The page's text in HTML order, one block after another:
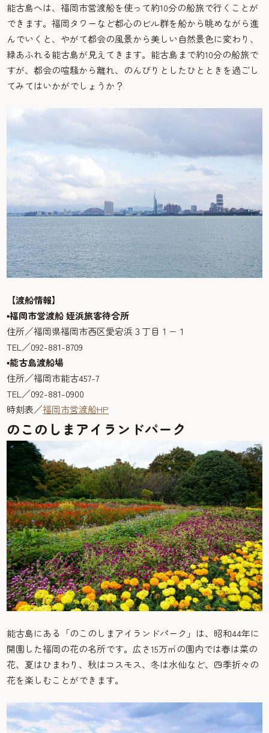
能古島へは、福岡市営渡船を使って約10分の船旅で行くことが
できます。福岡タワーなど都心のビル群を船から眺めながら進
んでいくと、やがて都会の風景から美しい自然景色に変わり、
緑あふれる能古島が見えてきます。能古島まで約10分の船旅で
すが、都会の喧騒から離れ、のんびりとしたひとときを過ごし
てみてはいかがでしょうか？
【渡船情報】
▪福岡市営渡船 姪浜旅客待合所
住所／福岡県福岡市西区愛宕浜３丁目１−１
TEL／092-881-8709
▪能古島渡船場
住所／福岡市能古457-7
TEL／092-881-0900
時刻表／福岡市営渡船HP
のこのしまアイランドパーク
能古島にある「のこのしまアイランドパーク」は、昭和44年に
開園した福岡の花の名所です。広さ15万㎡の園内では春は菜の
花、夏はひまわり、秋はコスモス、冬は水仙など、四季折々の
花を楽しむことができます。